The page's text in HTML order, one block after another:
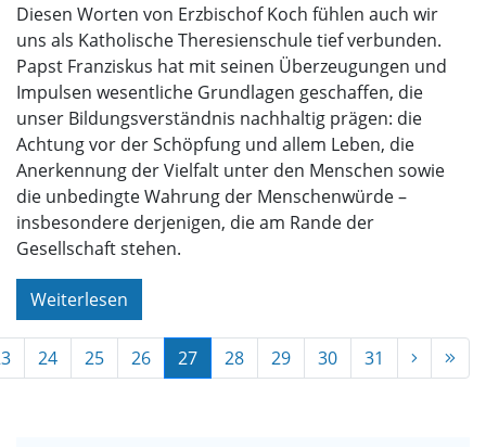
Diesen Worten von Erzbischof Koch fühlen auch wir
uns als Katholische Theresienschule tief verbunden.
Papst Franziskus hat mit seinen Überzeugungen und
Impulsen wesentliche Grundlagen geschaffen, die
unser Bildungsverständnis nachhaltig prägen: die
Achtung vor der Schöpfung und allem Leben, die
Anerkennung der Vielfalt unter den Menschen sowie
die unbedingte Wahrung der Menschenwürde –
insbesondere derjenigen, die am Rande der
Gesellschaft stehen.
Weiterlesen
24 25 26 27 28 29 30 31